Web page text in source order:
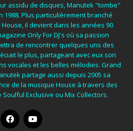
assidu de disques, Manutek "tombe"
1988. Plus particulièrement branché
il devient dans les années 90
Only For DJ's où sa passion
de rencontrer quelques uns des
le plus, partageant avec eux son
vocales et les belles mélodies. Grand
partage aussi depuis 2005 sa
de la musique House à travers des
Exclusive ou Mix Collectors.